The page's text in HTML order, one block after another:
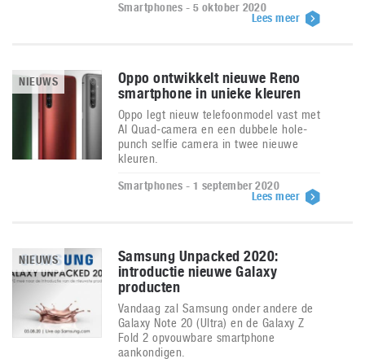
Smartphones - 5 oktober 2020
Lees meer
NIEUWS
Oppo ontwikkelt nieuwe Reno
smartphone in unieke kleuren
Oppo legt nieuw telefoonmodel vast met
AI Quad-camera en een dubbele hole-
punch selfie camera in twee nieuwe
kleuren.
Smartphones - 1 september 2020
Lees meer
NIEUWS
Samsung Unpacked 2020:
introductie nieuwe Galaxy
producten
Vandaag zal Samsung onder andere de
Galaxy Note 20 (Ultra) en de Galaxy Z
Fold 2 opvouwbare smartphone
aankondigen.